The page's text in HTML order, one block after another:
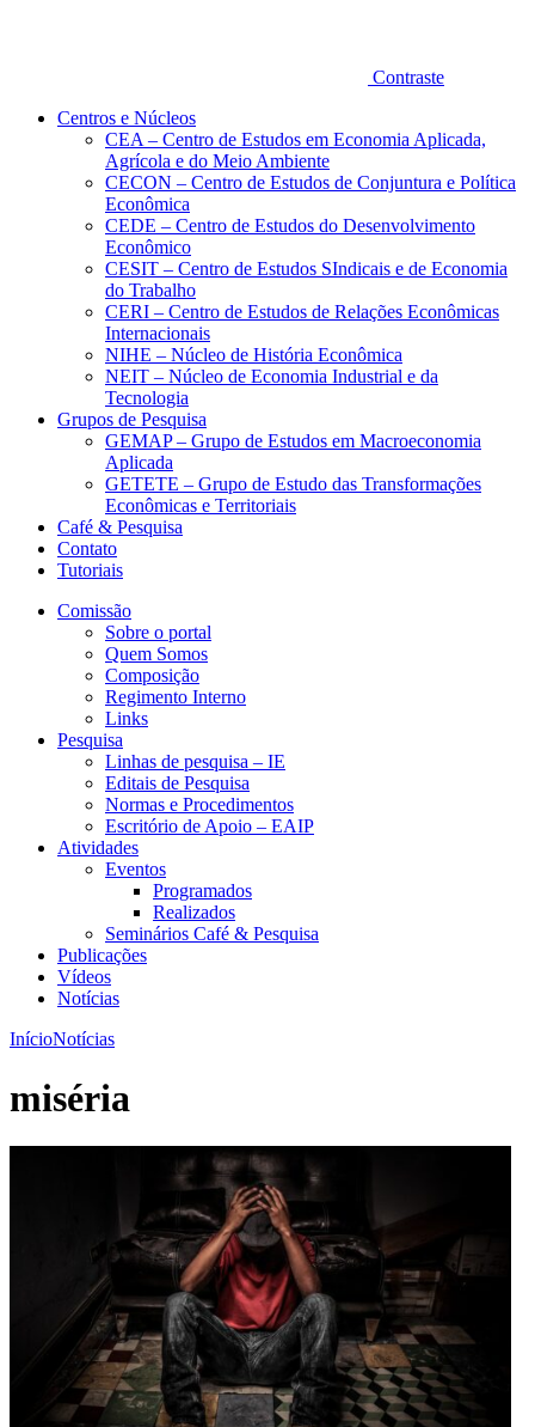
Contraste
Centros e Núcleos
CEA – Centro de Estudos em Economia Aplicada,
Agrícola e do Meio Ambiente
CECON – Centro de Estudos de Conjuntura e Política
Econômica
CEDE – Centro de Estudos do Desenvolvimento
Econômico
CESIT – Centro de Estudos SIndicais e de Economia
do Trabalho
CERI – Centro de Estudos de Relações Econômicas
Internacionais
NIHE – Núcleo de História Econômica
NEIT – Núcleo de Economia Industrial e da
Tecnologia
Grupos de Pesquisa
GEMAP – Grupo de Estudos em Macroeconomia
Aplicada
GETETE – Grupo de Estudo das Transformações
Econômicas e Territoriais
Café & Pesquisa
Contato
Tutoriais
Comissão
Sobre o portal
Quem Somos
Composição
Regimento Interno
Links
Pesquisa
Linhas de pesquisa – IE
Editais de Pesquisa
Normas e Procedimentos
Escritório de Apoio – EAIP
Atividades
Eventos
Programados
Realizados
Seminários Café & Pesquisa
Publicações
Vídeos
Notícias
InícioNotícias
miséria